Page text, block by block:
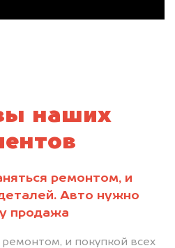
наших
ремонтом, и
Авто нужно
продажа
и покупкой всех